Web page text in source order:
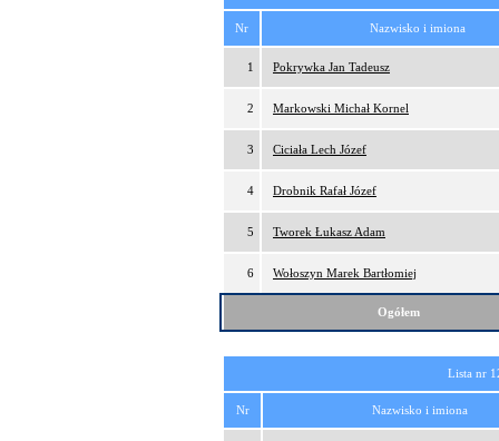
Nr Nazwisko i imiona
1 Pokrywka Jan Tadeusz
2 Markowski Michał Kornel
3 Ciciała Lech Józef
4 Drobnik Rafał Józef
5 Tworek Łukasz Adam
6 Wołoszyn Marek Bartłomiej
Ogółem
Lista nr
Nr Nazwisko i imiona